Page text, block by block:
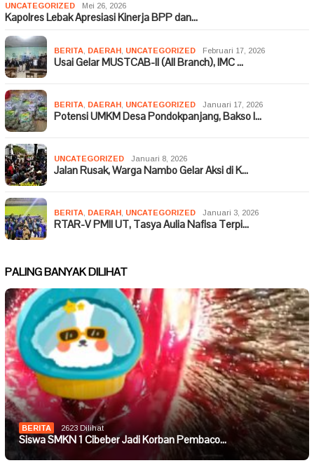
UNCATEGORIZED Mei 26, 2026
Kapolres Lebak Apresiasi Kinerja BPP dan…
BERITA DAERAH UNCATEGORIZED Februari 17, 2026
Usai Gelar MUSTCAB-II (All Branch), IMC …
BERITA DAERAH UNCATEGORIZED Januari 17, 2026
Potensi UMKM Desa Pondokpanjang, Bakso I…
UNCATEGORIZED Januari 8, 2026
Jalan Rusak, Warga Nambo Gelar Aksi di K…
BERITA DAERAH UNCATEGORIZED Januari 3, 2026
RTAR-V PMII UT, Tasya Aulia Nafisa Terpi…
PALING BANYAK DILIHAT
BERITA 2623 Dilihat
Siswa SMKN 1 Cibeber Jadi Korban Pembaco…